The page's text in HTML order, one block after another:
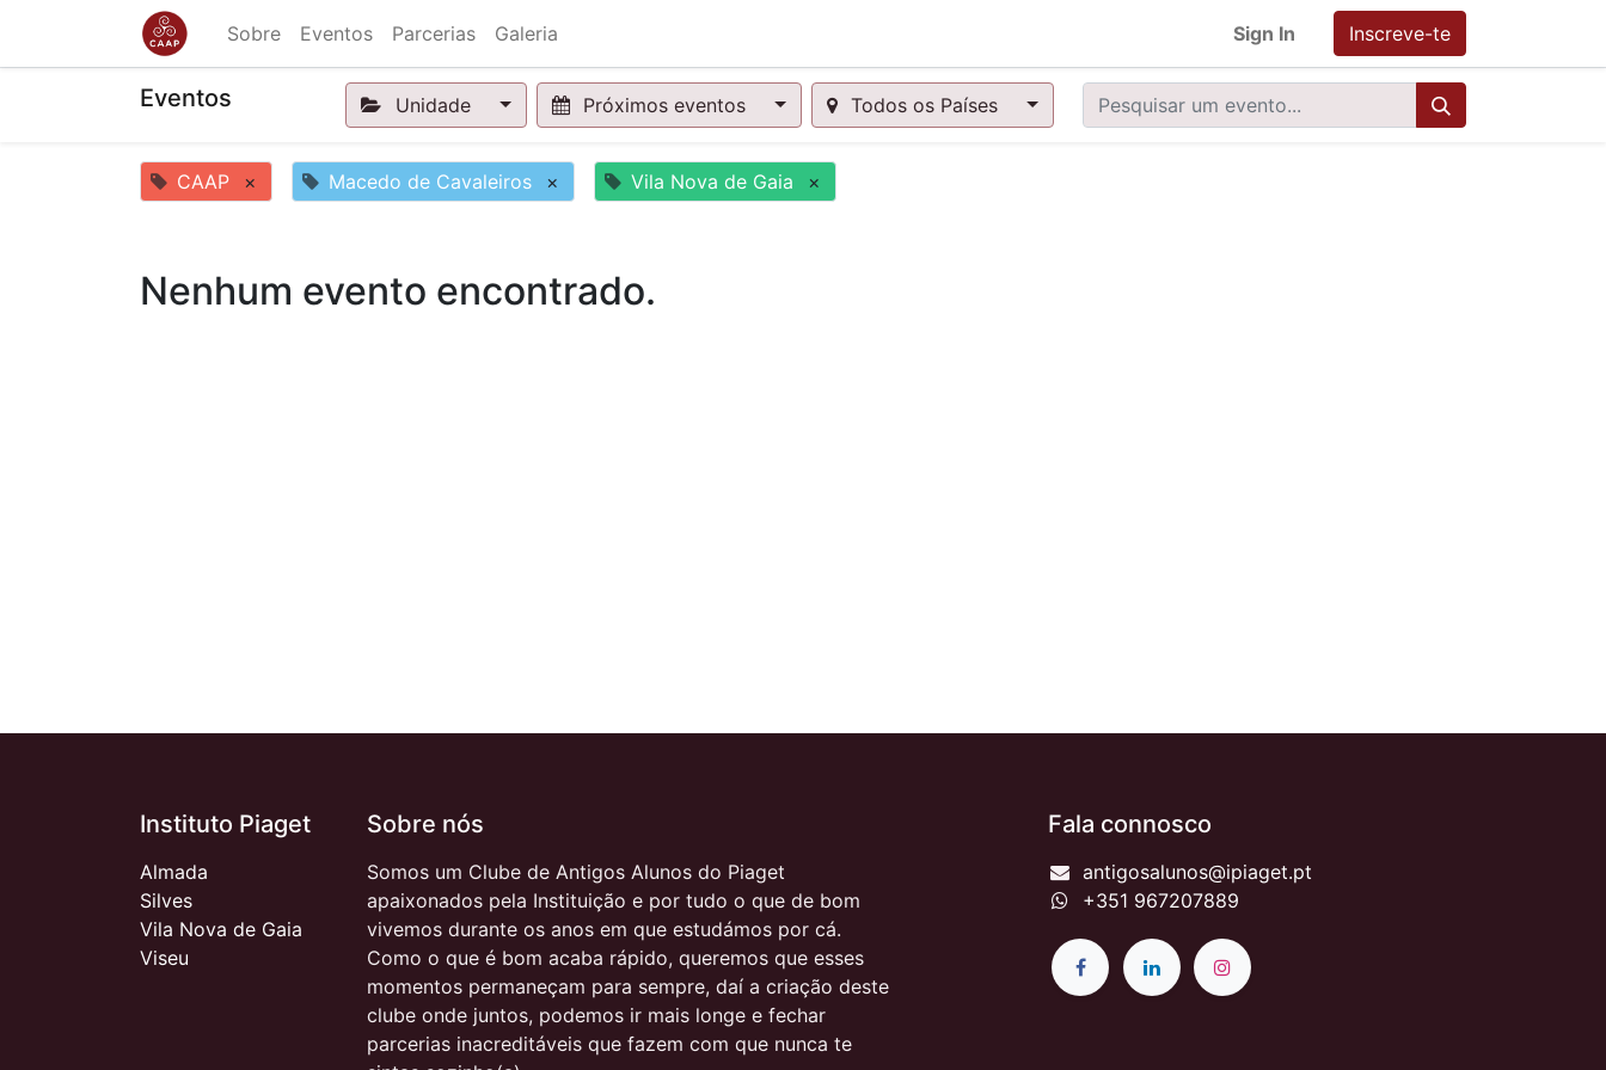
Sobre Eventos Parcerias Galeria Sign In Inscreve-te
Eventos Unidade Próximos eventos Todos os Países
CAAP × Macedo de Cavaleiros × Vila Nova de Gaia ×
Nenhum evento encontrado.
Instituto Piaget
Almada
Silves
Vila Nova de Gaia
Viseu
Sobre nós
Somos um Clube de Antigos Alunos do Piaget
apaixonados pela Instituição e por tudo o que de bom
vivemos durante os anos em que estudámos por cá.
Como o que é bom acaba rápido, queremos que esses
momentos permaneçam para sempre, daí a criação deste
clube onde juntos, podemos ir mais longe e fechar
parcerias inacreditáveis que fazem com que nunca te
Fala connosco
antigosalunos@ipiaget.pt
+351 967207889